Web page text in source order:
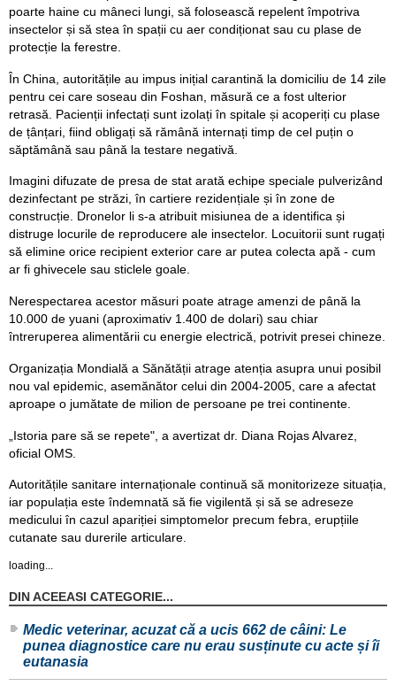
poarte haine cu mâneci lungi, să folosească repelent împotriva
insectelor și să stea în spații cu aer condiționat sau cu plase de
protecție la ferestre.
În China, autoritățile au impus inițial carantină la domiciliu de 14 zile
pentru cei care soseau din Foshan, măsură ce a fost ulterior
retrasă. Pacienții infectați sunt izolați în spitale și acoperiți cu plase
de țânțari, fiind obligați să rămână internați timp de cel puțin o
săptămână sau până la testare negativă.
Imagini difuzate de presa de stat arată echipe speciale pulverizând
dezinfectant pe străzi, în cartiere rezidențiale și în zone de
construcție. Dronelor li s-a atribuit misiunea de a identifica și
distruge locurile de reproducere ale insectelor. Locuitorii sunt rugați
să elimine orice recipient exterior care ar putea colecta apă - cum
ar fi ghivecele sau sticlele goale.
Nerespectarea acestor măsuri poate atrage amenzi de până la
10.000 de yuani (aproximativ 1.400 de dolari) sau chiar
întreruperea alimentării cu energie electrică, potrivit presei chineze.
Organizația Mondială a Sănătății atrage atenția asupra unui posibil
nou val epidemic, asemănător celui din 2004-2005, care a afectat
aproape o jumătate de milion de persoane pe trei continente.
„Istoria pare să se repete", a avertizat dr. Diana Rojas Alvarez,
oficial OMS.
Autoritățile sanitare internaționale continuă să monitorizeze situația,
iar populația este îndemnată să fie vigilentă și să se adreseze
medicului în cazul apariției simptomelor precum febra, erupțiile
cutanate sau durerile articulare.
loading...
DIN ACEEASI CATEGORIE...
Medic veterinar, acuzat că a ucis 662 de câini: Le
punea diagnostice care nu erau susținute cu acte și îi
eutanasia